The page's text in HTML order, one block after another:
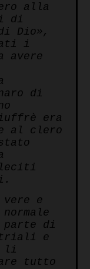
alla
di
Dio»,
i
avere
di
era
al clero
e
parte di
e
li
tutto